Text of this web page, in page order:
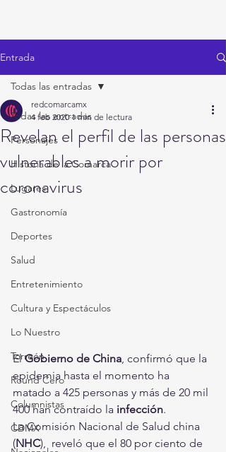
Entrada
Todas las entradas
Personajes
Historia de la Comarca
Lugares
Gastronomía
Deportes
Salud
Entretenimiento
Cultura y Espectáculos
Lo Nuestro
Torreón
Round Cero
Columnistas
CDMX
Todas las entradas
Revelan el perfil de las personas
vulnerables a morir por
coronavirus
redcomarcamx
4 feb 2020 1 min de lectura
El Gobierno de China, confirmó que la
epidemia hasta el momento ha
matado a 425 personas y más de 20 mil
400 han contraído la infección.
La Comisión Nacional de Salud china
(NHC),  reveló que el 80 por ciento de